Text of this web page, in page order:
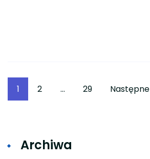
Stronicowanie
Strona
1 Strona
2 … Strona
29 Następne
Archiwa